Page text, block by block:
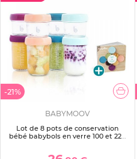
-21%
BABYMOOV
Lot de 8 pots de conservation
bébé babybols en verre 100 et 220